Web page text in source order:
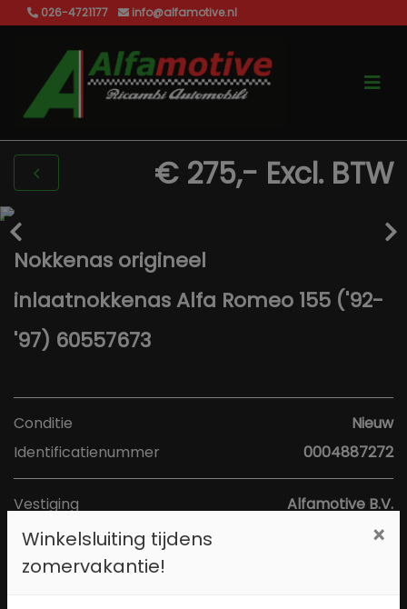
026-4721177 info@alfamotive.nl
€ 275,- Excl. BTW
Nokkenas origineel
inlaatnokkenas Alfa Romeo 155 ('92-
'97) 60557673
Conditie
Nieuw
Identificatienummer
0004887272
Vestiging
Alfamotive B.V.
Adres
Poort van Midden Gelderland Rood 1a
Postcode
Winkelsluiting tijdens
zomervakantie!
×